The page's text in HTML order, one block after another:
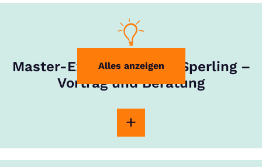
Alles anzeigen
Master-Experte Rouven Sperling –
Vortrag und Beratung